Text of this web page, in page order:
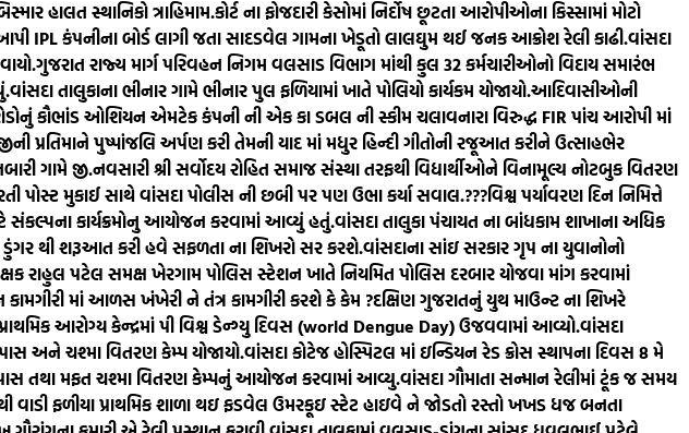
હાલત સ્થાનિકો ત્રાહિમામ.કોર્ટ ના ફોજદારી કેસોમાં નિર્દોષ છૂટતા આરોપીઓના કિસ્સામાં મોટો
IPL કંપનીના બોર્ડ લાગી જતા સાદડવેલ ગામના ખેડૂતો લાલઘુમ થઈ જનક આક્રોશ રેલી કાઢી.વાંસદા
ગુજરાત રાજ્ય માર્ગ પરિવહન નિગમ વલસાડ વિભાગ માંથી કુલ 32 કર્મચારીઓનો વિદાય સમારંભ
વાંસદા તાલુકાના ભીનાર ગામે ભીનાર પુલ ફળિયામાં ખાતે પોલિયો કાર્યકમ યોજાયો.આદિવાસીઓની
કૌભાંડ ઓશિયન એમટેક કંપની ની એક કા ડબલ ની સ્કીમ ચલાવનારા વિરુદ્ધ FIR પાંચ આરોપી માં
પ્રતિમાને પુષ્પાંજલિ અર્પણ કરી તેમની યાદ માં મધુર હિન્દી ગીતોની રજૂઆત કરીને ઉત્સાહભેર
ગામે જી.નવસારી શ્રી સર્વોદય રોહિત સમાજ સંસ્થા તરફથી વિદ્યાર્થીઓને વિનામૂલ્ય નોટબુક વિતરણ
પોસ્ટ મુકાઈ સાથે વાંસદા પોલીસ ની છબી પર પણ ઉભા કર્યા સવાલ.???વિશ્વ પર્યાવરણ દિન નિમિત્તે
સંકલ્પના કાર્યક્રમોનુ આયોજન કરવામાં આવ્યું હતું.વાંસદા તાલુકા પંચાયત ના બાંધકામ શાખાના અધિક
ડુંગર થી શરૂઆત કરી હવે સફળતા ના શિખરો સર કરશે.વાંસદાના સાંઇ સરકાર ગૃપ ના યુવાનોનો
રાહુલ પટેલ સમક્ષ ખેરગામ પોલિસ સ્ટેશન ખાતે નિયમિત પોલિસ દરબાર યોજવા માંગ કરવામાં
કામગીરી માં આળસ ખંખેરી ને તંત્ર કામગીરી કરશે કે કેમ ?દક્ષિણ ગુજરાતનું યુથ માઉન્ટ ના શિખરે
આરોગ્ય કેન્દ્રમાં પી વિશ્વ ડેન્ગ્યુ દિવસ (world Dengue Day) ઉજવવામાં આવ્યો.વાંસદા
અને ચશ્મા વિતરણ કેમ્પ યોજાયો.વાંસદા કોટેજ હોસ્પિટલ માં ઇન્ડિયન રેડ ક્રોસ સ્થાપના દિવસ 8 મે
તથા મફત ચશ્મા વિતરણ કેમ્પનું આયોજન કરવામાં આવ્યુ.વાંસદા ગૌમાતા સન્માન રેલીમાં ટૂંક જ સમય
વાડી ફળીયા પ્રાથમિક શાળા થઇ ફડવેલ ઉમરકૂઇ સ્ટેટ હાઇવે ને જોડતો રસ્તો ખખડ ધજ બનતા